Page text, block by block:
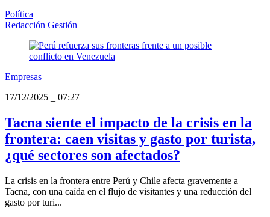
Política
Redacción Gestión
Empresas
17/12/2025
07:27
Tacna siente el impacto de la crisis en la
frontera: caen visitas y gasto por turista,
¿qué sectores son afectados?
La crisis en la frontera entre Perú y Chile afecta gravemente a
Tacna, con una caída en el flujo de visitantes y una reducción del
gasto por turi...